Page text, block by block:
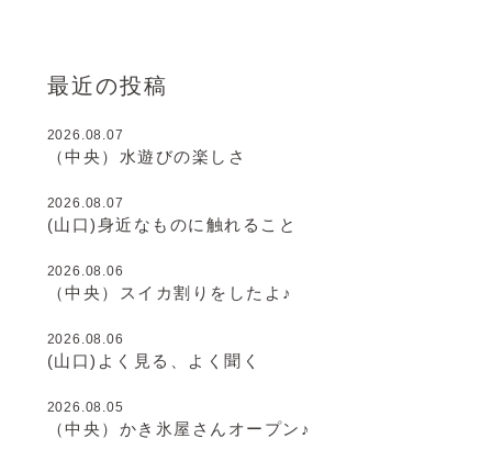
最近の投稿
2026.08.07
（中央）水遊びの楽しさ
2026.08.07
(山口)身近なものに触れること
2026.08.06
（中央）スイカ割りをしたよ♪
2026.08.06
(山口)よく見る、よく聞く
2026.08.05
（中央）かき氷屋さんオープン♪